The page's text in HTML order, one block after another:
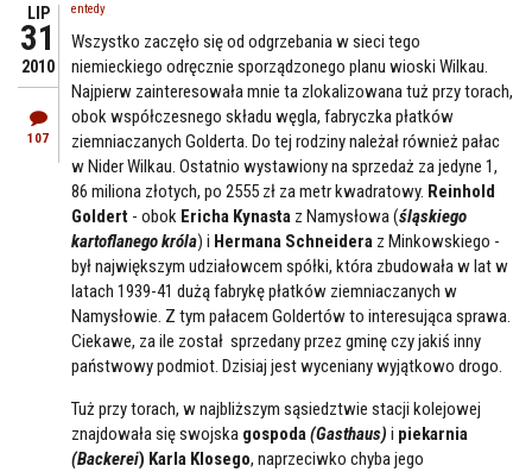
LIP
31
2010
107
entedy
Wszystko zaczęło się od odgrzebania w sieci tego
niemieckiego odręcznie sporządzonego planu wioski Wilkau.
Najpierw zainteresowała mnie ta zlokalizowana tuż przy torach,
obok współczesnego składu węgla, fabryczka płatków
ziemniaczanych Golderta. Do tej rodziny należał również pałac
w Nider Wilkau. Ostatnio wystawiony na sprzedaż za jedyne 1,
86 miliona złotych, po 2555 zł za metr kwadratowy. Reinhold
Goldert - obok Ericha Kynasta z Namysłowa (śląskiego
kartoflanego króla) i Hermana Schneidera z Minkowskiego -
był największym udziałowcem spółki, która zbudowała w lat w
latach 1939-41 dużą fabrykę płatków ziemniaczanych w
Namysłowie. Z tym pałacem Goldertów to interesująca sprawa.
Ciekawe, za ile został sprzedany przez gminę czy jakiś inny
państwowy podmiot. Dzisiaj jest wyceniany wyjątkowo drogo.
Tuż przy torach, w najbliższym sąsiedztwie stacji kolejowej
znajdowała się swojska gospoda(Gasthaus) i piekarnia
(Backerei) Karla Klosego, naprzeciwko chyba jego